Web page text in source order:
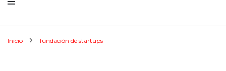
Inicio fundación de startups